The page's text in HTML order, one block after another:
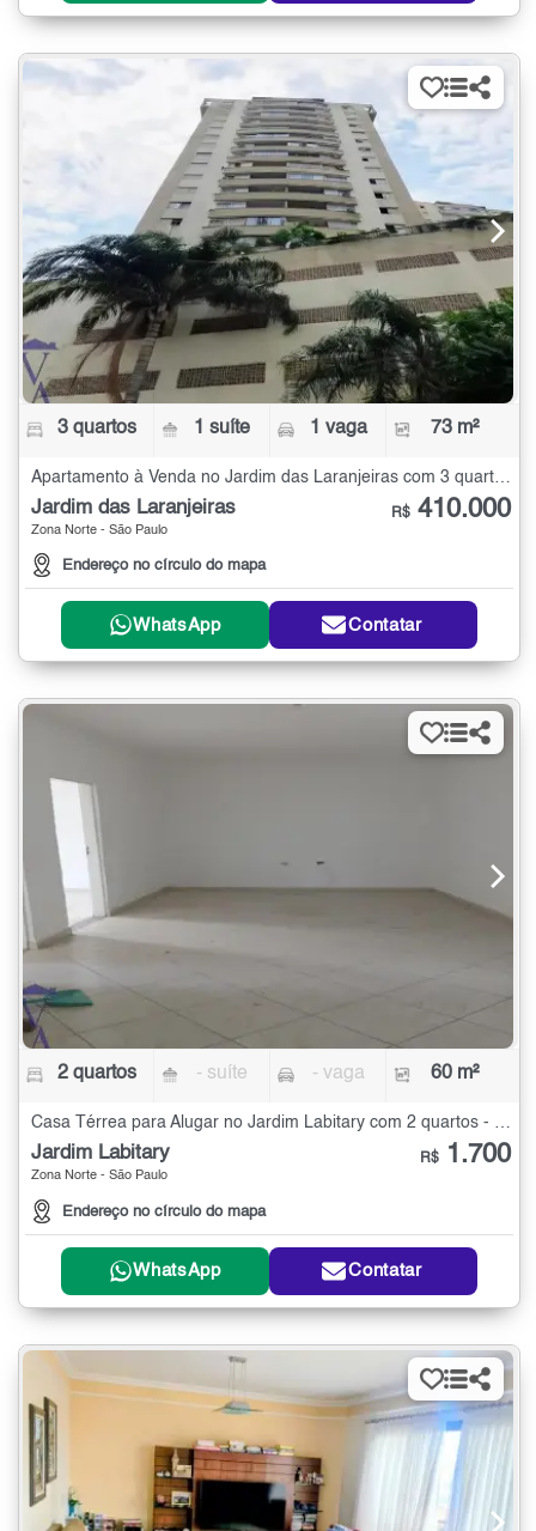
3 quartos 1 suíte 1 vaga 73 m²
Apartamento à Venda no Jardim das Laranjeiras com 3 quartos - 73 m²
Jardim das Laranjeiras
Zona Norte - São Paulo
Endereço no círculo do mapa
R$ 410.000
WhatsApp Contatar
2 quartos - suíte - vaga 60 m²
Casa Térrea para Alugar no Jardim Labitary com 2 quartos - 60 m²
Jardim Labitary
Zona Norte - São Paulo
Endereço no círculo do mapa
R$ 1.700
WhatsApp Contatar